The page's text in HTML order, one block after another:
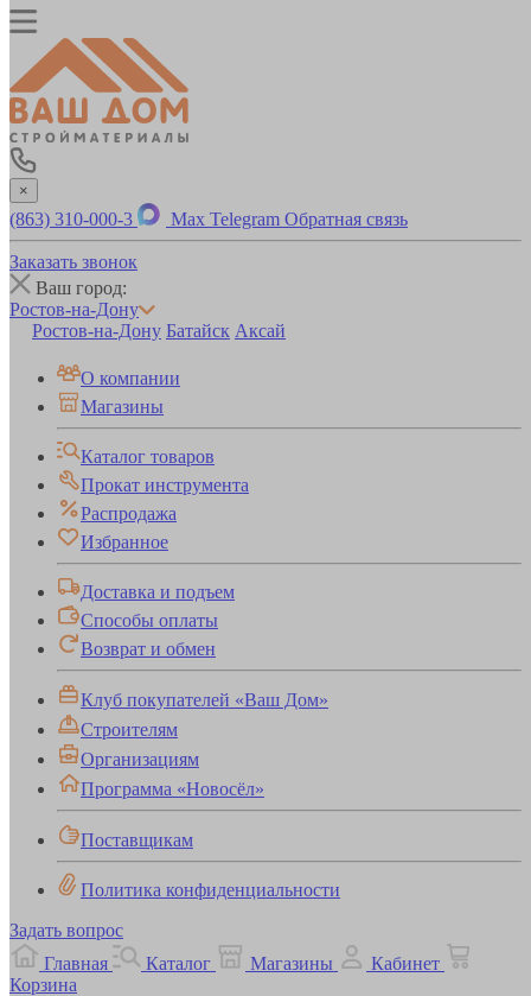
×
(863) 310-000-3 Max Telegram Обратная связь
Заказать звонок
Ваш город:
Ростов-на-Дону
Ростов-на-Дону Батайск Аксай
О компании
Магазины
Каталог товаров
Прокат инструмента
Распродажа
Избранное
Доставка и подъем
Способы оплаты
Возврат и обмен
Клуб покупателей «Ваш Дом»
Строителям
Организациям
Программа «Новосёл»
Поставщикам
Политика конфиденциальности
Задать вопрос
Главная
Каталог Магазины
Кабинет
Корзина